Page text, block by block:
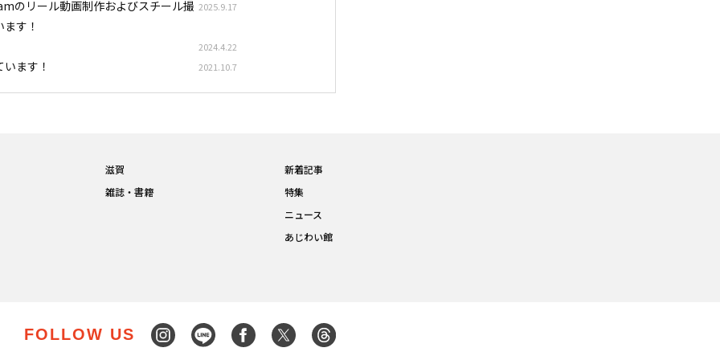
のリール動画制作およびスチール撮
す！
2025.9.17
2024.4.22
ます！ 2021.10.7
滋賀
雑誌・書籍
新着記事
特集
ニュース
あじわい館
FOLLOW US